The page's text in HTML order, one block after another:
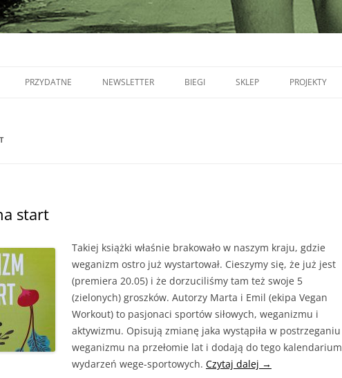
PRZYDATNE NEWSLETTER BIEGI SKLEP PROJEKTY
start
Takiej książki właśnie brakowało w naszym kraju, gdzie
weganizm ostro już wystartował. Cieszymy się, że już jest
(premiera 20.05) i że dorzuciliśmy tam też swoje 5
(zielonych) groszków. Autorzy Marta i Emil (ekipa Vegan
Workout) to pasjonaci sportów siłowych, weganizmu i
aktywizmu. Opisują zmianę jaka wystąpiła w postrzeganiu
weganizmu na przełomie lat i dodają do tego kalendarium
wydarzeń wege-sportowych. Czytaj dalej →